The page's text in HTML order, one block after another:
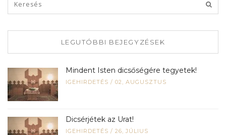
LEGUTÓBBI BEJEGYZÉSEK
Mindent Isten dicsőségére tegyetek!
IGEHIRDETÉS / 02, AUGUSZTUS
Dicsérjétek az Urat!
IGEHIRDETÉS / 26, JÚLIUS